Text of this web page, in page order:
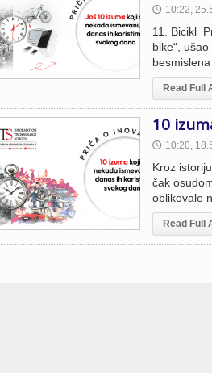
🕔 10:22,
11. Bicikl
bike“,
Read Full
10
🕔 10:20,
Kroz
čak
oblikovale
Read Full